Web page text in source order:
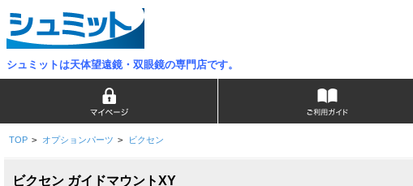
シュミットは天体望遠鏡・双眼鏡の専門店です。
TOP > オプションパーツ > ビクセン
ビクセン ガイドマウントXY